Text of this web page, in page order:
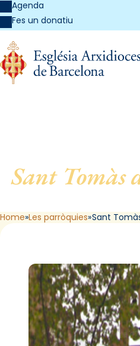
Agenda
Fes un donatiu
Sant Tomàs
Home Les parròquies Sant